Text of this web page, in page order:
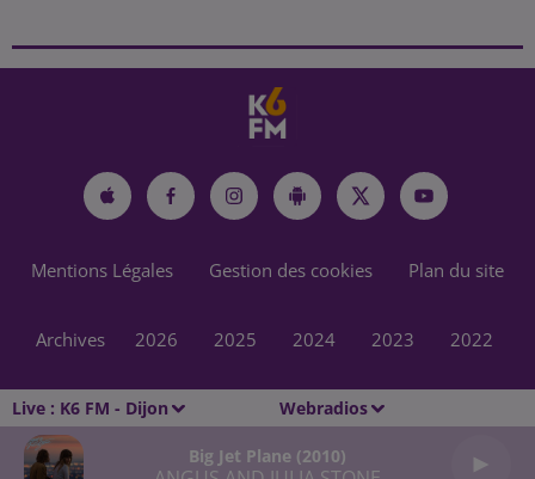
Live : K6 FM - Dijon Webradios
Big Jet Plane (2010)
Mentions Légales Gestion des cookies Plan du site
Archives 2026 2025 2024 2023 2022